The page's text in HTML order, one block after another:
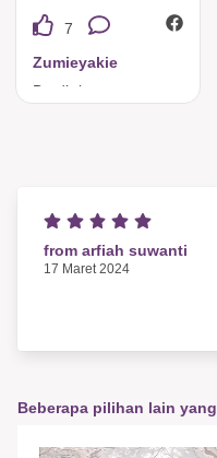
7
Zumieyakie
from arfiah suwanti
17 Maret 2024
Beberapa pilihan lain